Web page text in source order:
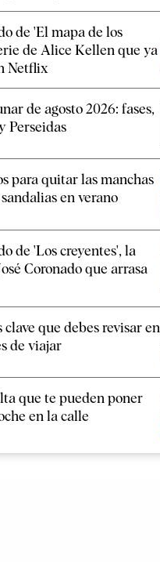
de 'El mapa de los
de Alice Kellen que ya
Netflix
de agosto 2026: fases,
Perseidas
para quitar las manchas
en verano
de 'Los creyentes', la
Coronado que arrasa
clave que debes revisar en
de viajar
que te pueden poner
en la calle